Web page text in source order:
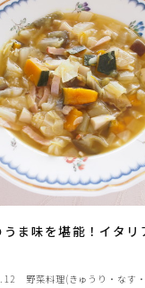
・パプ
うま味を堪能！イタリ
野菜料理(きゅうり・なす